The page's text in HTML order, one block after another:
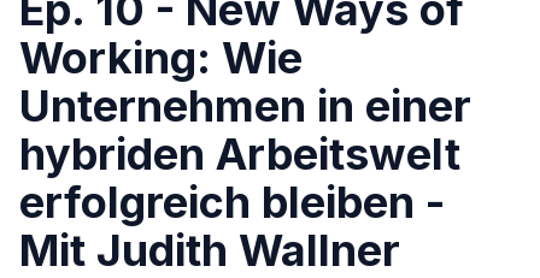
Working: Wie
Unternehmen in einer
hybriden Arbeitswelt
erfolgreich bleiben -
Mit Judith Wallner